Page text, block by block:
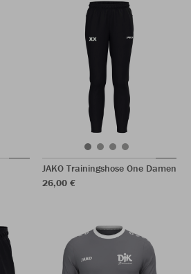
JAKO Trainingshose One Damen
26,00 €